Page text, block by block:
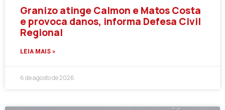
Granizo atinge Calmon e Matos Costa
e provoca danos, informa Defesa Civil
Regional
LEIA MAIS »
6 de agosto de 2026